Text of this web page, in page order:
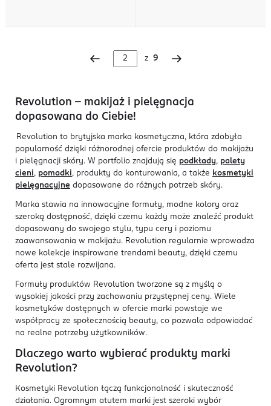
z 9
Revolution – makijaż i pielęgnacja
dopasowana do Ciebie!
Revolution to brytyjska marka kosmetyczna, która zdobyła
popularność dzięki różnorodnej ofercie produktów do makijażu
i pielęgnacji skóry. W portfolio znajdują się podkłady, palety
cieni, pomadki, produkty do konturowania, a także kosmetyki
pielęgnacyjne dopasowane do różnych potrzeb skóry.
Marka stawia na innowacyjne formuły, modne kolory oraz
szeroką dostępność, dzięki czemu każdy może znaleźć produkt
dopasowany do swojego stylu, typu cery i poziomu
zaawansowania w makijażu. Revolution regularnie wprowadza
nowe kolekcje inspirowane trendami beauty, dzięki czemu
oferta jest stale rozwijana.
Formuły produktów Revolution tworzone są z myślą o
wysokiej jakości przy zachowaniu przystępnej ceny. Wiele
kosmetyków dostępnych w ofercie marki powstaje we
współpracy ze społecznością beauty, co pozwala odpowiadać
na realne potrzeby użytkowników.
Dlaczego warto wybierać produkty marki
Revolution?
Kosmetyki Revolution łączą funkcjonalność i skuteczność
działania. Ogromnym atutem marki jest szeroki wybór